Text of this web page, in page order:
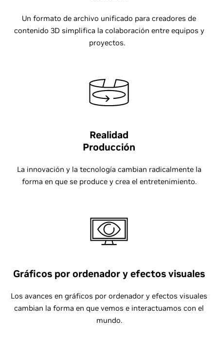
Un formato de archivo unificado para creadores de
contenido 3D simplifica la colaboración entre equipos y
proyectos.
Realidad
Producción
La innovación y la tecnología cambian radicalmente la
forma en que se produce y crea el entretenimiento.
Gráficos por ordenador y efectos visuales
Los avances en gráficos por ordenador y efectos visuales
cambian la forma en que vemos e interactuamos con el
mundo.